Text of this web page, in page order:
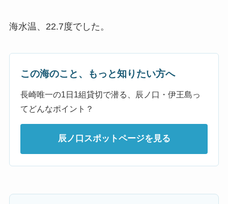
海水温、22.7度でした。
この海のこと、もっと知りたい方へ
長崎唯一の1日1組貸切で潜る、辰ノ口・伊王島っ
てどんなポイント？
辰ノ口スポットページを見る